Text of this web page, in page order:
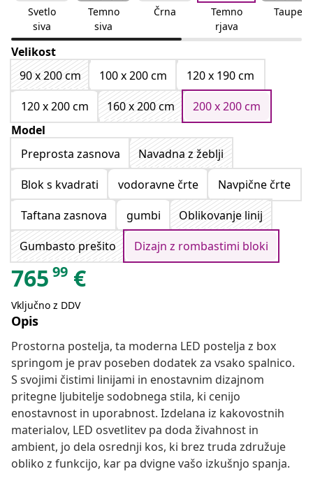
Svetlo
siva
Temno
siva
Črna
Temno
rjava
Taupe
Velikost
90 x 200 cm
100 x 200 cm
120 x 190 cm
120 x 200 cm
160 x 200 cm
200 x 200 cm
Model
Preprosta zasnova
Navadna z žeblji
Blok s kvadrati
vodoravne črte
Navpične črte
Taftana zasnova
gumbi
Oblikovanje linij
Gumbasto prešito
Dizajn z rombastimi bloki
765 99 €
Vključno z DDV
Opis
Prostorna postelja, ta moderna LED postelja z box
springom je prav poseben dodatek za vsako spalnico.
S svojimi čistimi linijami in enostavnim dizajnom
pritegne ljubitelje sodobnega stila, ki cenijo
enostavnost in uporabnost. Izdelana iz kakovostnih
materialov, LED osvetlitev pa doda živahnost in
ambient, jo dela osrednji kos, ki brez truda združuje
obliko z funkcijo, kar pa dvigne vašo izkušnjo spanja.